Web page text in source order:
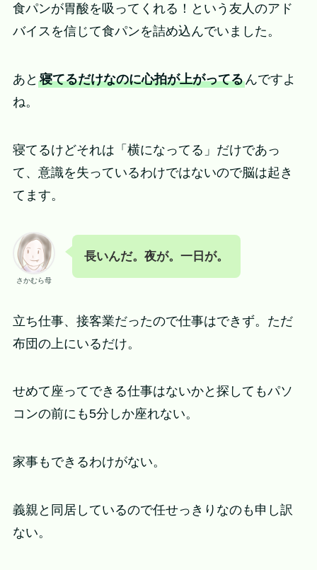
食パンが胃酸を吸ってくれる！という友人のアド
バイスを信じて食パンを詰め込んでいました。
あと 寝てるだけなのに心拍が上がってるんですよ
ね。
寝てるけどそれは「横になってる」だけであっ
て、意識を失っているわけではないので脳は起き
てます。
さかむら母
長いんだ。夜が。一日が。
立ち仕事、接客業だったので仕事はできず。ただ
布団の上にいるだけ。
せめて座ってできる仕事はないかと探してもパソ
コンの前にも5分しか座れない。
家事もできるわけがない。
義親と同居しているので任せっきりなのも申し訳
ない。